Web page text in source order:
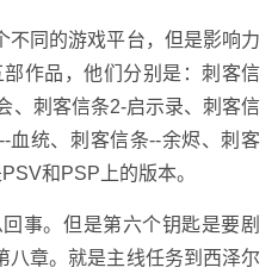
不同的游戏平台，但是影响力
作品，他们分别是：刺客信
、刺客信条2-启示录、刺客信
血统、刺客信条--余烬、刺客
和PSP上的版本。
事。但是第六个钥匙是要剧
八章。就是主线任务到西泽尔